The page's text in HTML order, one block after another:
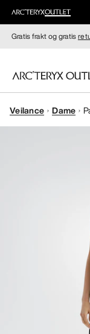
Gratis frakt og gratis
DAMER
Veilance Dame